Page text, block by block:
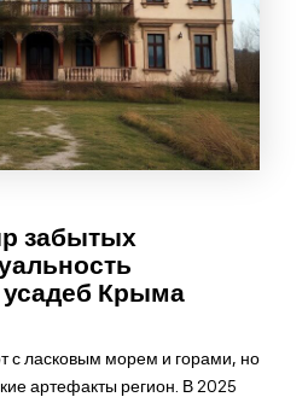
забытых
Крыма
с ласковым морем и горами, но
артефакты регион. В 2025